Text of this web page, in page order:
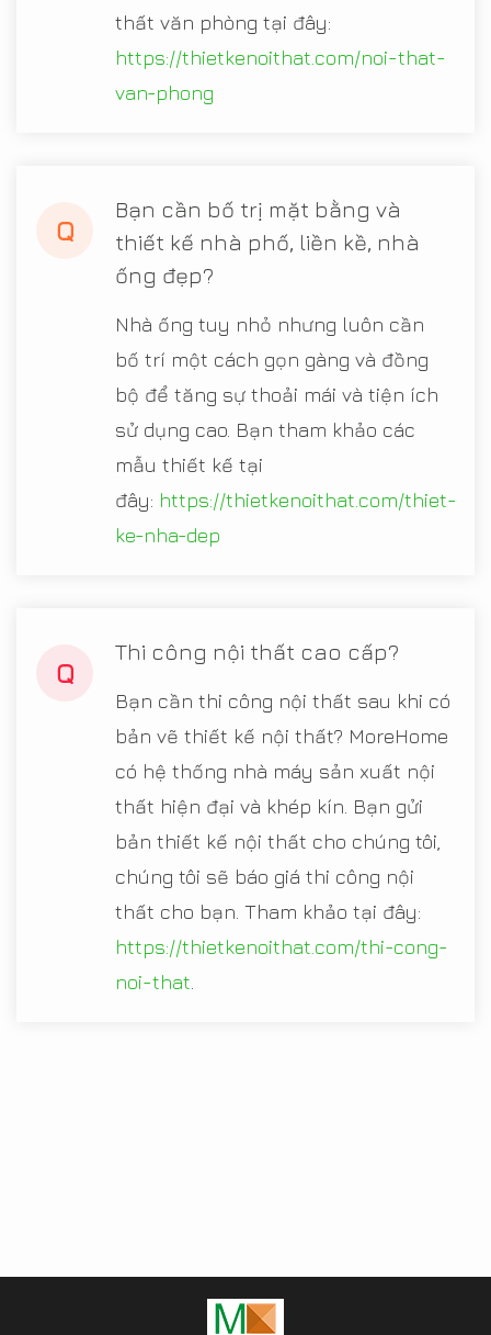
thất văn phòng tại đây:
https://thietkenoithat.com/noi-that-
van-phong
Q
Bạn cần bố trị mặt bằng và
thiết kế nhà phố, liền kề, nhà
ống đẹp?
Nhà ống tuy nhỏ nhưng luôn cần
bố trí một cách gọn gàng và đồng
bộ để tăng sự thoải mái và tiện ích
sử dụng cao. Bạn tham khảo các
mẫu thiết kế tại
đây: https://thietkenoithat.com/thiet-
ke-nha-dep
Q
Thi công nội thất cao cấp?
Bạn cần thi công nội thất sau khi có
bản vẽ thiết kế nội thất? MoreHome
có hệ thống nhà máy sản xuất nội
thất hiện đại và khép kín. Bạn gửi
bản thiết kế nội thất cho chúng tôi,
chúng tôi sẽ báo giá thi công nội
thất cho bạn. Tham khảo tại đây:
https://thietkenoithat.com/thi-cong-
noi-that